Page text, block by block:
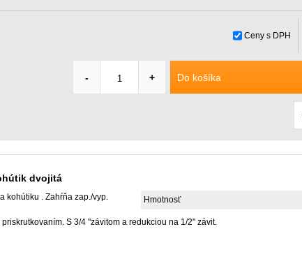
Ceny s DPH
Do košíka
- +
dvojitá
Hmotnosť
kohútiku . Zahŕňa zap./vyp.
S 3/4 "závitom a redukciou na 1/2" závit.